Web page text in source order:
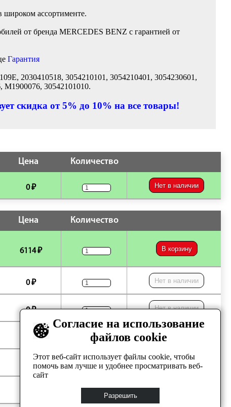
широком ассортименте.
от бренда MERCEDES BENZ с гарантией от
Гарантия
2030410518, 3054210101, 3054210401, 3054230601,
M1900076, 30542101010.
скидка от 5% до 10% на все товары!
Цена Количество
0 ₽ Нет в наличии
Цена Количество
6114 ₽ В корзину
0 ₽ Нет в наличии
0 ₽ Нет в наличии
0 ₽ Нет в наличии
0 ₽ Нет в наличии
Нет в наличии
Согласие на использование
файлов cookie
Этот веб-сайт использует файлы cookie, чтобы
помочь вам лучше и удобнее просматривать веб-
сайт
Разрешить